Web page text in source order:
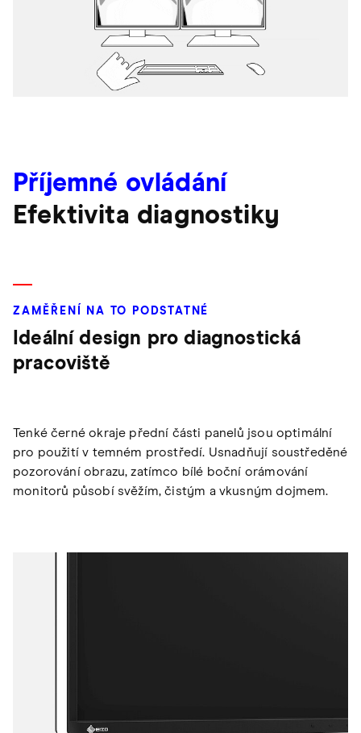
Příjemné ovládání
Efektivita diagnostiky
ZAMĚŘENÍ NA TO PODSTATNÉ
Ideální design pro diagnostická
pracoviště
Tenké černé okraje přední části panelů jsou optimální
pro použití v temném prostředí. Usnadňují soustředěné
pozorování obrazu, zatímco bílé boční orámování
monitorů působí svěžím, čistým a vkusným dojmem.